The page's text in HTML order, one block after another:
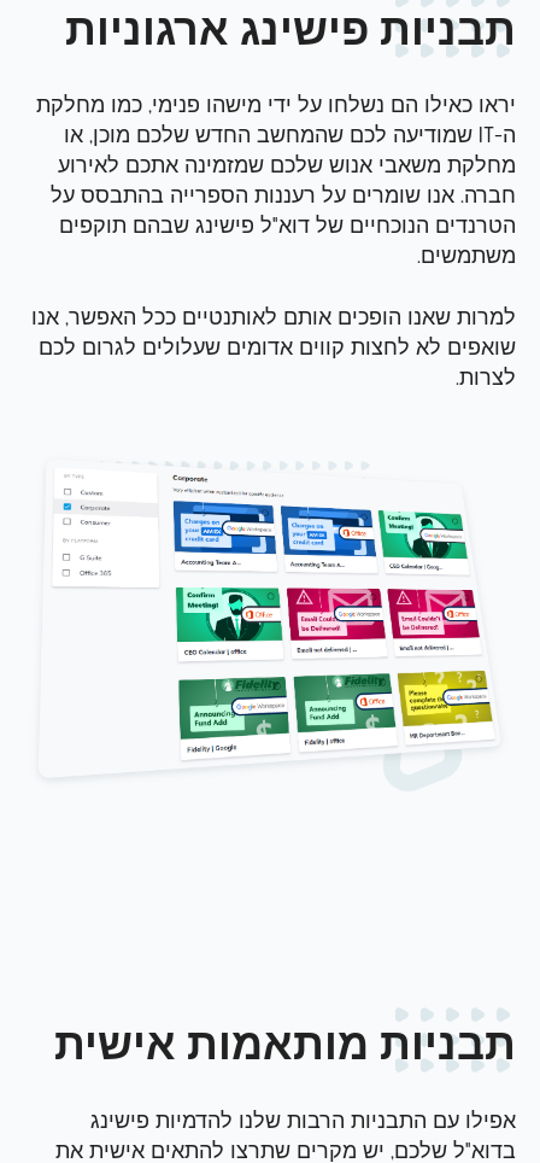
תבניות פישינג ארגוניות
יראו כאילו הם נשלחו על ידי מישהו פנימי, כמו מחלקת
ה-IT שמודיעה לכם שהמחשב החדש שלכם מוכן, או
מחלקת משאבי אנוש שלכם שמזמינה אתכם לאירוע
חברה. אנו שומרים על רעננות הספרייה בהתבסס על
הטרנדים הנוכחיים של דוא"ל פישינג שבהם תוקפים
משתמשים.
למרות שאנו הופכים אותם לאותנטיים ככל האפשר, אנו
שואפים לא לחצות קווים אדומים שעלולים לגרום לכם
לצרות.
תבניות מותאמות אישית
אפילו עם התבניות הרבות שלנו להדמיות פישינג
בדוא"ל שלכם, יש מקרים שתרצו להתאים אישית את